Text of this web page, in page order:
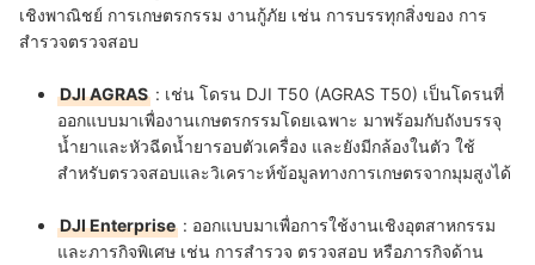
เชิงพาณิชย์ การเกษตรกรรม งานกู้ภัย เช่น การบรรทุกสิ่งของ การ
สำรวจตรวจสอบ
DJI AGRAS : เช่น โดรน DJI T50 (AGRAS T50) เป็นโดรนที่
ออกแบบมาเพื่องานเกษตรกรรมโดยเฉพาะ มาพร้อมกับถังบรรจุ
น้ำยาและหัวฉีดน้ำยารอบตัวเครื่อง และยังมีกล้องในตัว ใช้
สำหรับตรวจสอบและวิเคราะห์ข้อมูลทางการเกษตรจากมุมสูงได้
DJI Enterprise : ออกแบบมาเพื่อการใช้งานเชิงอุตสาหกรรม
และภารกิจพิเศษ เช่น การสำรวจ ตรวจสอบ หรือภารกิจด้าน